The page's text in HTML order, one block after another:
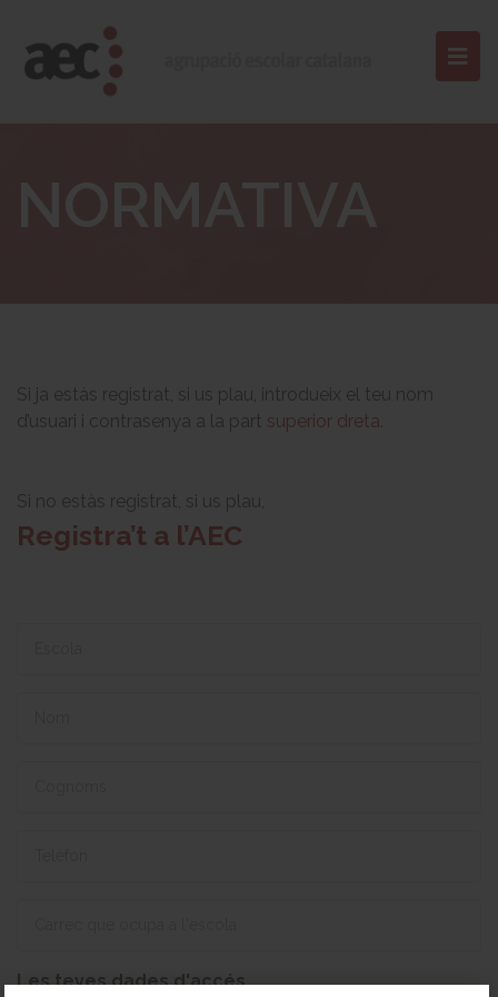
Si ja estàs registrat, si us plau, introdueix el teu nom
d’usuari i contrasenya a la part superior dreta.
Si no estàs registrat, si us plau,
Registra’t a l’AEC
Les teves dades d'accés